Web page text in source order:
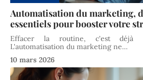
Automatisation du marketing,
essentiels pour booster votre
Effacer la routine, c'est déjà
L'automatisation du marketing ne…
10 mars 2026